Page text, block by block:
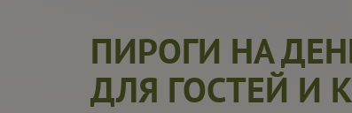
ПИРОГИ НА
ДЛЯ ГОСТЕЙ И